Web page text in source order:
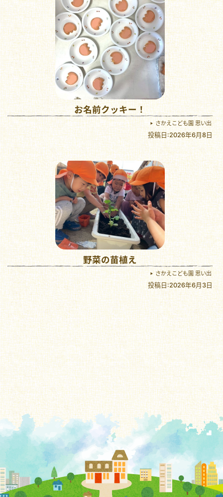
お名前クッキー！
さかえこども園 思い出
投稿日:2026年6月8日
野菜の苗植え
さかえこども園 思い出
投稿日:2026年6月3日